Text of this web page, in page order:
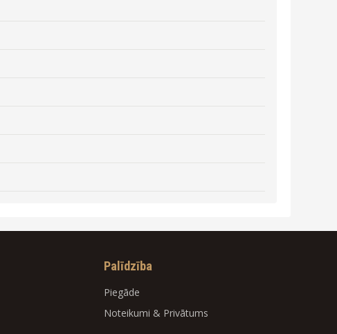
Palīdzība
Piegāde
Noteikumi & Privātums